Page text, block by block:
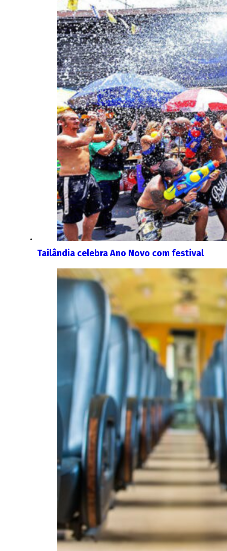
Tailândia celebra Ano Novo com festival